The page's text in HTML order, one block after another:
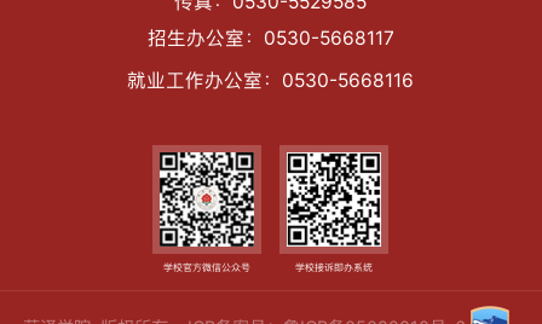
招生办公室：0530-5668117
就业工作办公室：0530-5668116
学校官方微信公众号 学校接诉即办系统